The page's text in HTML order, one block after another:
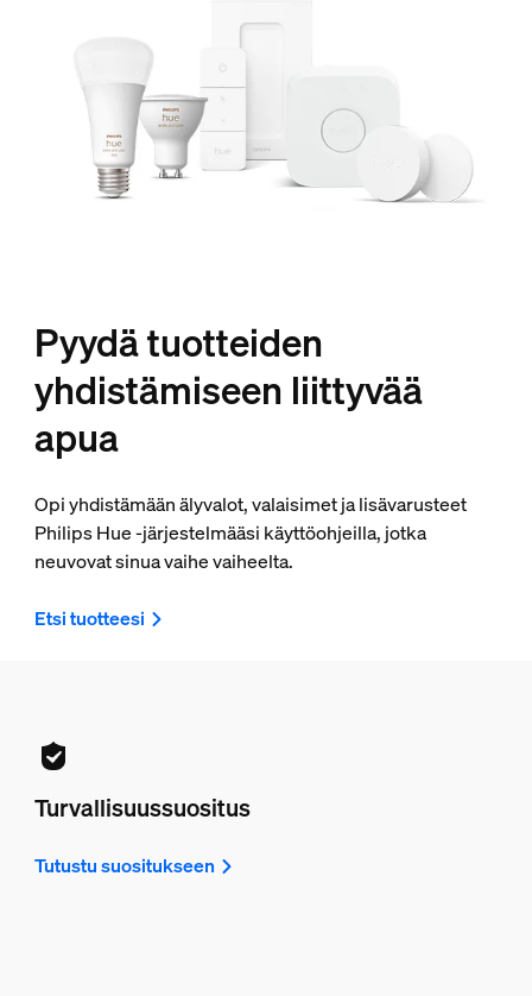
Pyydä tuotteiden
yhdistämiseen liittyvää
apua
Opi yhdistämään älyvalot, valaisimet ja lisävarusteet
Philips Hue -järjestelmääsi käyttöohjeilla, jotka
neuvovat sinua vaihe vaiheelta.
Etsi tuotteesi
Turvallisuussuositus
Tutustu suositukseen